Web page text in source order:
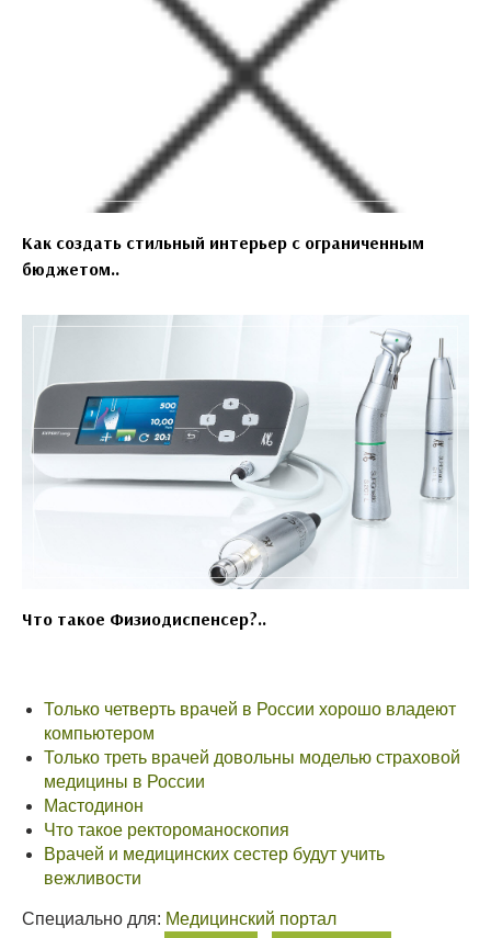
Как создать стильный интерьер с ограниченным
бюджетом..
Что такое Физиодиспенсер?..
Только четверть врачей в России хорошо владеют
компьютером
Только треть врачей довольны моделью страховой
медицины в России
Мастодинон
Что такое ректороманоскопия
Врачей и медицинских сестер будут учить
вежливости
Специально для: Медицинский портал